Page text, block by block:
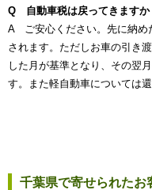
Q 自動車税は戻ってきますか
A ご安心ください。先に納め
されます。ただしお車の引き
した月が基準となり、その翌
す。また軽自動車については還
千葉県で寄せられたお